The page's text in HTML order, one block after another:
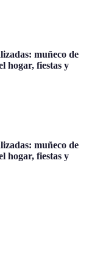
muñeco de
hogar, fiestas y
muñeco de
hogar, fiestas y